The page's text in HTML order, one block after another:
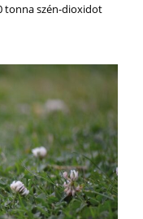
tonna szén-dioxidot